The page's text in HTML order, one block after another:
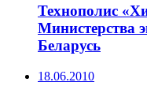
Технополис
Министерства
Беларусь
18.06.2010